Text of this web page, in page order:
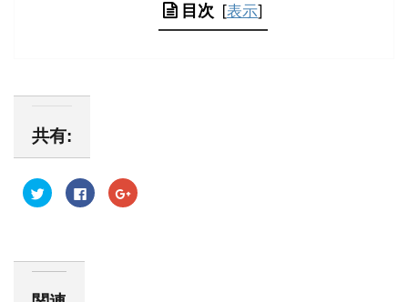
目次 [表示]
共有:
ク
リ
w
t
F
a
ク
リ